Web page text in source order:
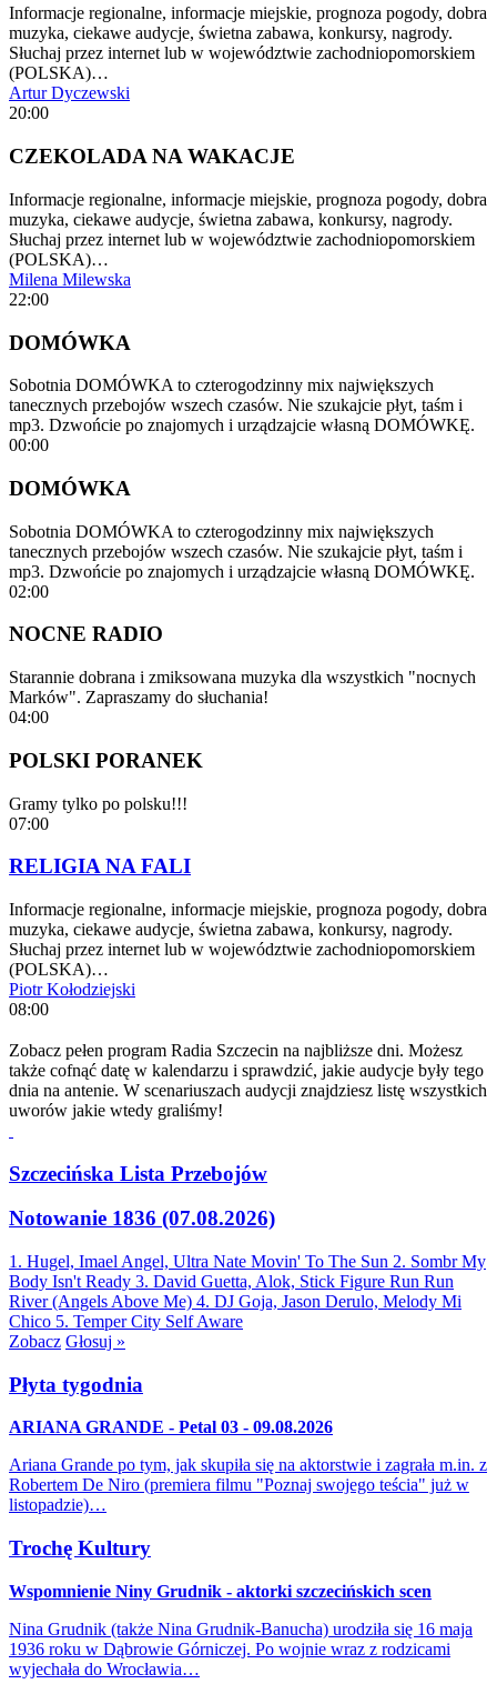
Informacje regionalne, informacje miejskie, prognoza pogody, dobra
muzyka, ciekawe audycje, świetna zabawa, konkursy, nagrody.
Słuchaj przez internet lub w województwie zachodniopomorskiem
(POLSKA)…
Artur Dyczewski
20:00
CZEKOLADA NA WAKACJE
Informacje regionalne, informacje miejskie, prognoza pogody, dobra
muzyka, ciekawe audycje, świetna zabawa, konkursy, nagrody.
Słuchaj przez internet lub w województwie zachodniopomorskiem
(POLSKA)…
Milena Milewska
22:00
DOMÓWKA
Sobotnia DOMÓWKA to czterogodzinny mix największych
tanecznych przebojów wszech czasów. Nie szukajcie płyt, taśm i
mp3. Dzwońcie po znajomych i urządzajcie własną DOMÓWKĘ.
00:00
DOMÓWKA
Sobotnia DOMÓWKA to czterogodzinny mix największych
tanecznych przebojów wszech czasów. Nie szukajcie płyt, taśm i
mp3. Dzwońcie po znajomych i urządzajcie własną DOMÓWKĘ.
02:00
NOCNE RADIO
Starannie dobrana i zmiksowana muzyka dla wszystkich "nocnych
Marków". Zapraszamy do słuchania!
04:00
POLSKI PORANEK
Gramy tylko po polsku!!!
07:00
RELIGIA NA FALI
Informacje regionalne, informacje miejskie, prognoza pogody, dobra
muzyka, ciekawe audycje, świetna zabawa, konkursy, nagrody.
Słuchaj przez internet lub w województwie zachodniopomorskiem
(POLSKA)…
Piotr Kołodziejski
08:00
Zobacz pełen program Radia Szczecin na najbliższe dni. Możesz
także cofnąć datę w kalendarzu i sprawdzić, jakie audycje były tego
dnia na antenie. W scenariuszach audycji znajdziesz listę wszystkich
uworów jakie wtedy graliśmy!
Szczecińska Lista Przebojów
Notowanie 1836 (07.08.2026)
1. Hugel, Imael Angel, Ultra Nate Movin' To The Sun 2. Sombr My
Body Isn't Ready 3. David Guetta, Alok, Stick Figure Run Run
River (Angels Above Me) 4. DJ Goja, Jason Derulo, Melody Mi
Chico 5. Temper City Self Aware
Zobacz Głosuj »
Płyta tygodnia
ARIANA GRANDE - Petal 03 - 09.08.2026
Ariana Grande po tym, jak skupiła się na aktorstwie i zagrała m.in. z
Robertem De Niro (premiera filmu "Poznaj swojego teścia" już w
listopadzie)…
Trochę Kultury
Wspomnienie Niny Grudnik - aktorki szczecińskich scen
Nina Grudnik (także Nina Grudnik-Banucha) urodziła się 16 maja
1936 roku w Dąbrowie Górniczej. Po wojnie wraz z rodzicami
wyjechała do Wrocławia…